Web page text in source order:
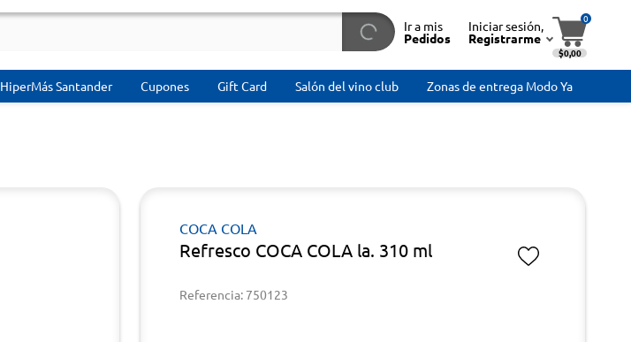
Ir a mis
Pedidos
Iniciar sesión,
Registrarme
0
$0,00
HiperMás Santander Cupones Gift Card Salón del vino club Zonas de entrega Modo Ya
COCA COLA
Refresco COCA COLA la. 310 ml
Referencia: 750123